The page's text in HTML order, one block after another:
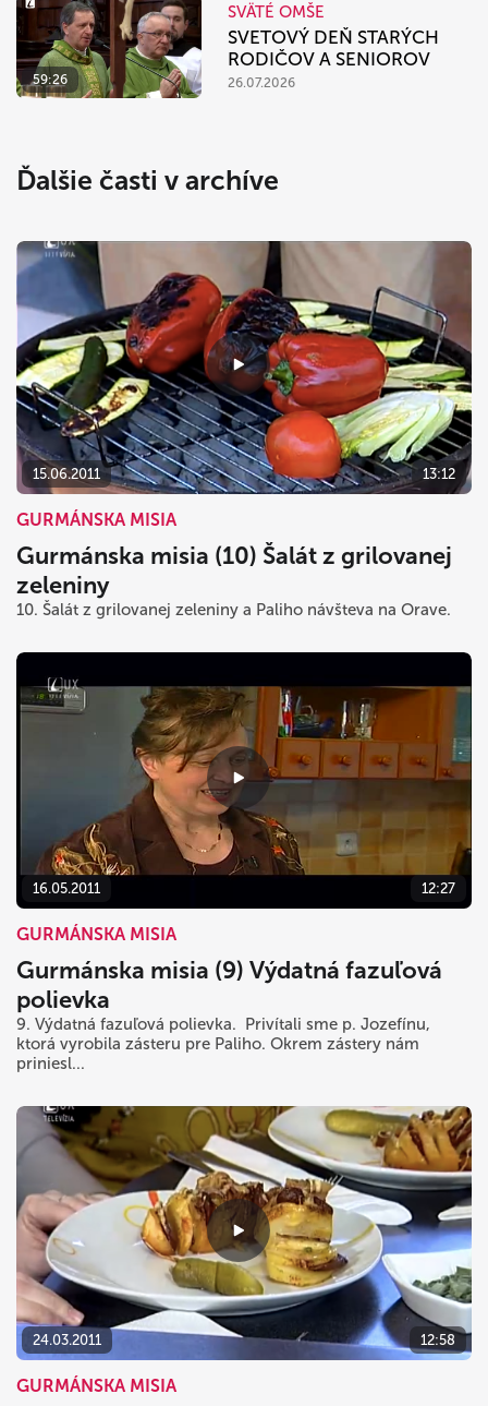
59:26
SVÄTÉ OMŠE
SVETOVÝ DEŇ STARÝCH
RODIČOV A SENIOROV
26.07.2026
Ďalšie časti v archíve
15.06.2011 13:12
GURMÁNSKA MISIA
Gurmánska misia (10) Šalát z grilovanej
zeleniny
10. Šalát z grilovanej zeleniny a Paliho návšteva na Orave.
16.05.2011 12:27
GURMÁNSKA MISIA
Gurmánska misia (9) Výdatná fazuľová
polievka
9. Výdatná fazuľová polievka. Privítali sme p. Jozefínu,
ktorá vyrobila zásteru pre Paliho. Okrem zástery nám
priniesl...
24.03.2011 12:58
GURMÁNSKA MISIA